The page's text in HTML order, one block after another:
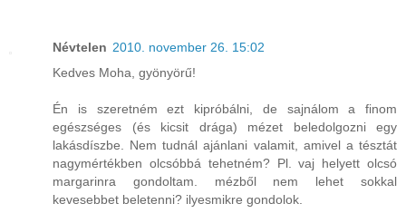
Névtelen 2010. november 26. 15:02
Kedves Moha, gyönyörű!
Én is szeretném ezt kipróbálni, de sajnálom a finom
egészséges (és kicsit drága) mézet beledolgozni egy
lakásdíszbe. Nem tudnál ajánlani valamit, amivel a tésztát
nagymértékben olcsóbbá tehetném? Pl. vaj helyett olcsó
margarinra gondoltam. mézből nem lehet sokkal
kevesebbet beletenni? ilyesmikre gondolok.